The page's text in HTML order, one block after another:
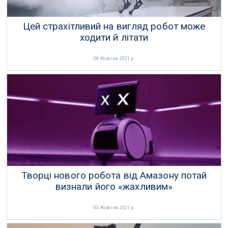
Цей страхітливий на вигляд робот може
ходити й літати
08 Жовтня 2021 р.
Творці нового робота від Амазону потай
визнали його «жахливим»
03 Жовтня 2021 р.